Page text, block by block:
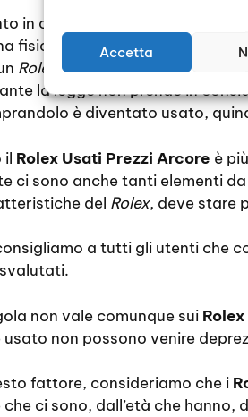
Accetta
in cui un utente acquista un
fisica. Per questo viene
Rolex
e non usarlo mai,
la legge non prende in
è diventato usato,
il Rolex Usati Prezzi Arcore è
ci sono anche tanti elementi
del Rolex, deve stare
a tutti gli utenti che
non vale comunque sui
non possono venire
fattore, consideriamo che i
che ci sono, dall’età che